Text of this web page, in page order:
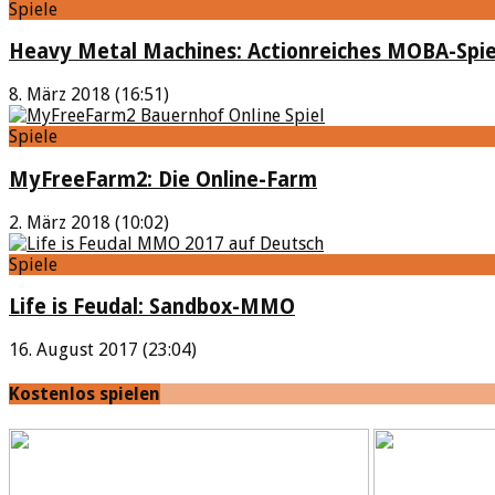
Spiele
Heavy Metal Machines: Actionreiches MOBA-
8. März 2018 (16:51)
Spiele
MyFreeFarm2: Die Online-Farm
2. März 2018 (10:02)
Spiele
Life is Feudal: Sandbox-MMO
16. August 2017 (23:04)
Kostenlos spielen